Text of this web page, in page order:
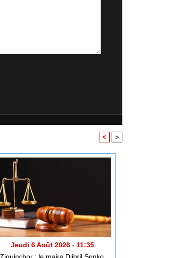
< >
Jeudi 6 Août 2026 - 11:35